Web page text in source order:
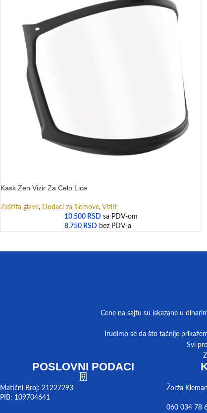
Kask Zen Vizir Za Celo Lice
Zaštita glave, Dodaci za šlemove, Viziri
10.500 RSD sa PDV-om
8.750 RSD bez PDV-a
Cene na sajtu su iskazane u
Trudimo se da što tačnije
Svi
POSLOVNI PODACI
Matični Broj: 21227293
PIB: 109704641
Žorža
060 034 78